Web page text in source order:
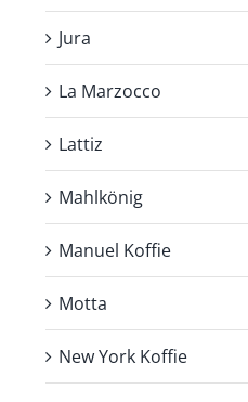
Jura
La Marzocco
Lattiz
Mahlkönig
Manuel Koffie
Motta
New York Koffie